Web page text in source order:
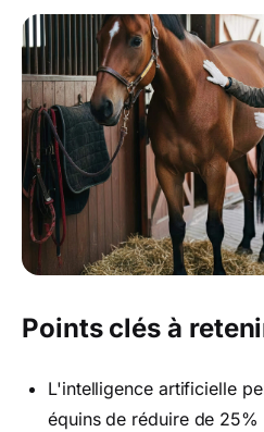
Points clés à
L'intelligence artificielle
équins de réduire de